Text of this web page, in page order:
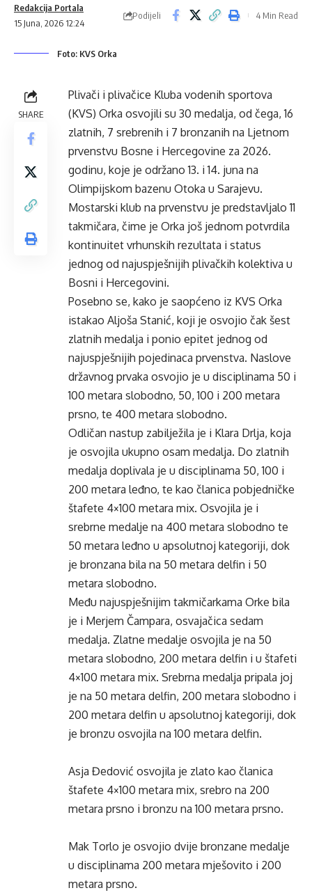
15 Juna, 2026 12:24
Redakcija Portala
Podijeli 4 Min Read
Foto: KVS Orka
SHARE
Plivači i plivačice Kluba vodenih sportova
(KVS) Orka osvojili su 30 medalja, od čega, 16
zlatnih, 7 srebrenih i 7 bronzanih na Ljetnom
prvenstvu Bosne i Hercegovine za 2026.
godinu, koje je održano 13. i 14. juna na
Olimpijskom bazenu Otoka u Sarajevu.
Mostarski klub na prvenstvu je predstavljalo 11
takmičara, čime je Orka još jednom potvrdila
kontinuitet vrhunskih rezultata i status
jednog od najuspješnijih plivačkih kolektiva u
Bosni i Hercegovini.
Posebno se, kako je saopćeno iz KVS Orka
istakao Aljoša Stanić, koji je osvojio čak šest
zlatnih medalja i ponio epitet jednog od
najuspješnijih pojedinaca prvenstva. Naslove
državnog prvaka osvojio je u disciplinama 50 i
100 metara slobodno, 50, 100 i 200 metara
prsno, te 400 metara slobodno.
Odličan nastup zabilježila je i Klara Drlja, koja
je osvojila ukupno osam medalja. Do zlatnih
medalja doplivala je u disciplinama 50, 100 i
200 metara leđno, te kao članica pobjedničke
štafete 4×100 metara mix. Osvojila je i
srebrne medalje na 400 metara slobodno te
50 metara leđno u apsolutnoj kategoriji, dok
je bronzana bila na 50 metara delfin i 50
metara slobodno.
Među najuspješnijim takmičarkama Orke bila
je i Merjem Čampara, osvajačica sedam
medalja. Zlatne medalje osvojila je na 50
metara slobodno, 200 metara delfin i u štafeti
4×100 metara mix. Srebrna medalja pripala joj
je na 50 metara delfin, 200 metara slobodno i
200 metara delfin u apsolutnoj kategoriji, dok
je bronzu osvojila na 100 metara delfin.
Asja Đedović osvojila je zlato kao članica
štafete 4×100 metara mix, srebro na 200
metara prsno i bronzu na 100 metara prsno.
Mak Torlo je osvojio dvije bronzane medalje
u disciplinama 200 metara mješovito i 200
metara prsno.